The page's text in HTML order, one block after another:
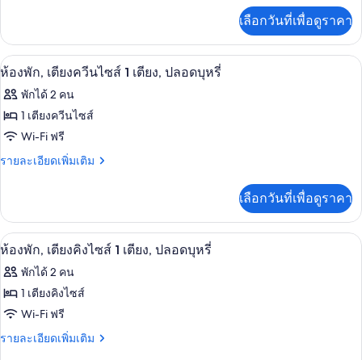
Grab
Bars)
w/
Grab
Bars)
ควีน
ไซส์
2
เตียง,
ปลอด
(Mobility,
Grab
Bars)
เกี่ยว
กับ
ห้อง
เตียง
ควีน
เตียง,
Bathtub
w/
Grab
Bars)
เลือกวันที่เพื่อดูราคา
เปิด
ภาพถ่าย
ทั้งหมด
ของ
ห้อง
ควีน
ไซส์
1
เตียง,
ปลอด
บุหรี่
ตู้นิรภัยในห้องพัก, โต๊ะทำงาน, ผ้าม่าน
4
ห้องพัก, เตียงควีนไซส์ 1 เตียง, ปลอดบุหรี่
พักได้ 2 คน
1 เตียงควีนไซส์
Wi-Fi ฟรี
รายละเอียดเพิ่มเติม
ราย
เกี่ยว
กับ
ห้อง
เตียง
ควีน
เตียง,
เลือกวันที่เพื่อดูราคา
เปิด
ภาพถ่าย
ทั้งหมด
ของ
ห้อง
ตู้นิรภัยในห้องพัก, โต๊ะทำงาน, ผ้าม่าน
4
ห้องพัก, เตียงคิงไซส์ 1 เตียง, ปลอดบุหรี่
พักได้ 2 คน
1 เตียงคิงไซส์
Wi-Fi ฟรี
รายละเอียดเพิ่มเติม
ราย